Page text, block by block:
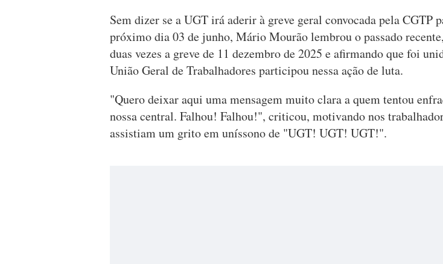
Sem dizer se a UGT irá aderir à greve geral convocada pela CGTP
próximo dia 03 de junho, Mário Mourão lembrou o passado
duas vezes a greve de 11 dezembro de 2025 e afirmando que foi
União Geral de Trabalhadores participou nessa ação de luta.
"Quero deixar aqui uma mensagem muito clara a quem tentou
nossa central. Falhou! Falhou!", criticou, motivando nos
assistiam um grito em uníssono de "UGT! UGT! UGT!".